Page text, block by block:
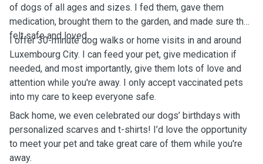
of dogs of all ages and sizes. I fed them, gave them
medication, brought them to the garden, and made sure they
felt safe and loved.
I offer 30-minute dog walks or home visits in and around
Luxembourg City. I can feed your pet, give medication if
needed, and most importantly, give them lots of love and
attention while you're away. I only accept vaccinated pets
into my care to keep everyone safe.
Back home, we even celebrated our dogs’ birthdays with
personalized scarves and t-shirts! I’d love the opportunity
to meet your pet and take great care of them while you're
away.